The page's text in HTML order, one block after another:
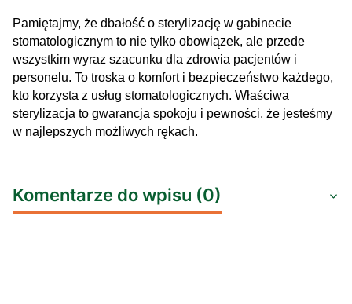
Pamiętajmy, że dbałość o sterylizację w gabinecie
stomatologicznym to nie tylko obowiązek, ale przede
wszystkim wyraz szacunku dla zdrowia pacjentów i
personelu. To troska o komfort i bezpieczeństwo każdego,
kto korzysta z usług stomatologicznych. Właściwa
sterylizacja to gwarancja spokoju i pewności, że jesteśmy
w najlepszych możliwych rękach.
Komentarze do wpisu (0)